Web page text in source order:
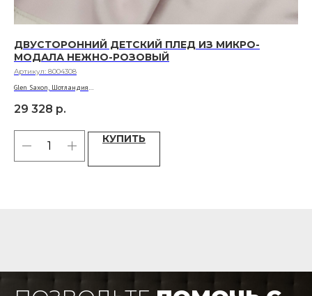
ДВУСТОРОННИЙ ДЕТСКИЙ ПЛЕД ИЗ МИКРО-
МОДАЛА НЕЖНО-РОЗОВЫЙ
Артикул: 8004308
Glen Saxon, Шотландия
Размер: 100 × 135
29 328 р.
КУПИТЬ